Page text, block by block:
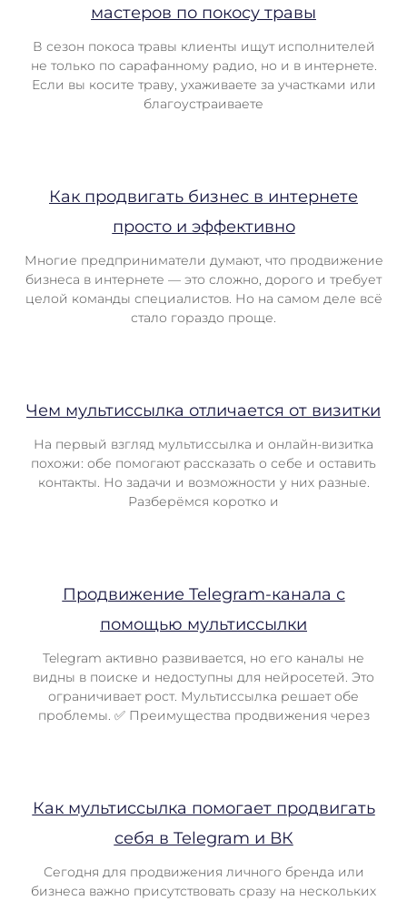
мастеров по покосу травы
В сезон покоса травы клиенты ищут исполнителей
не только по сарафанному радио, но и в интернете.
Если вы косите траву, ухаживаете за участками или
благоустраиваете
Как продвигать бизнес в интернете
просто и эффективно
Многие предприниматели думают, что продвижение
бизнеса в интернете — это сложно, дорого и требует
целой команды специалистов. Но на самом деле всё
стало гораздо проще.
Чем мультиссылка отличается от визитки
На первый взгляд мультиссылка и онлайн-визитка
похожи: обе помогают рассказать о себе и оставить
контакты. Но задачи и возможности у них разные.
Разберёмся коротко и
Продвижение Telegram-канала с
помощью мультиссылки
Telegram активно развивается, но его каналы не
видны в поиске и недоступны для нейросетей. Это
ограничивает рост. Мультиссылка решает обе
проблемы. ✅ Преимущества продвижения через
Как мультиссылка помогает продвигать
себя в Telegram и ВК
Сегодня для продвижения личного бренда или
бизнеса важно присутствовать сразу на нескольких